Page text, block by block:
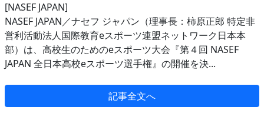
[NASEF JAPAN]
NASEF JAPAN／ナセフ ジャパン（理事長：柿原正郎 特定非
営利活動法人国際教育eスポーツ連盟ネットワーク日本本
部）は、高校生のためのeスポーツ大会『第４回 NASEF
JAPAN 全日本高校eスポーツ選手権』の開催を決...
記事全文へ